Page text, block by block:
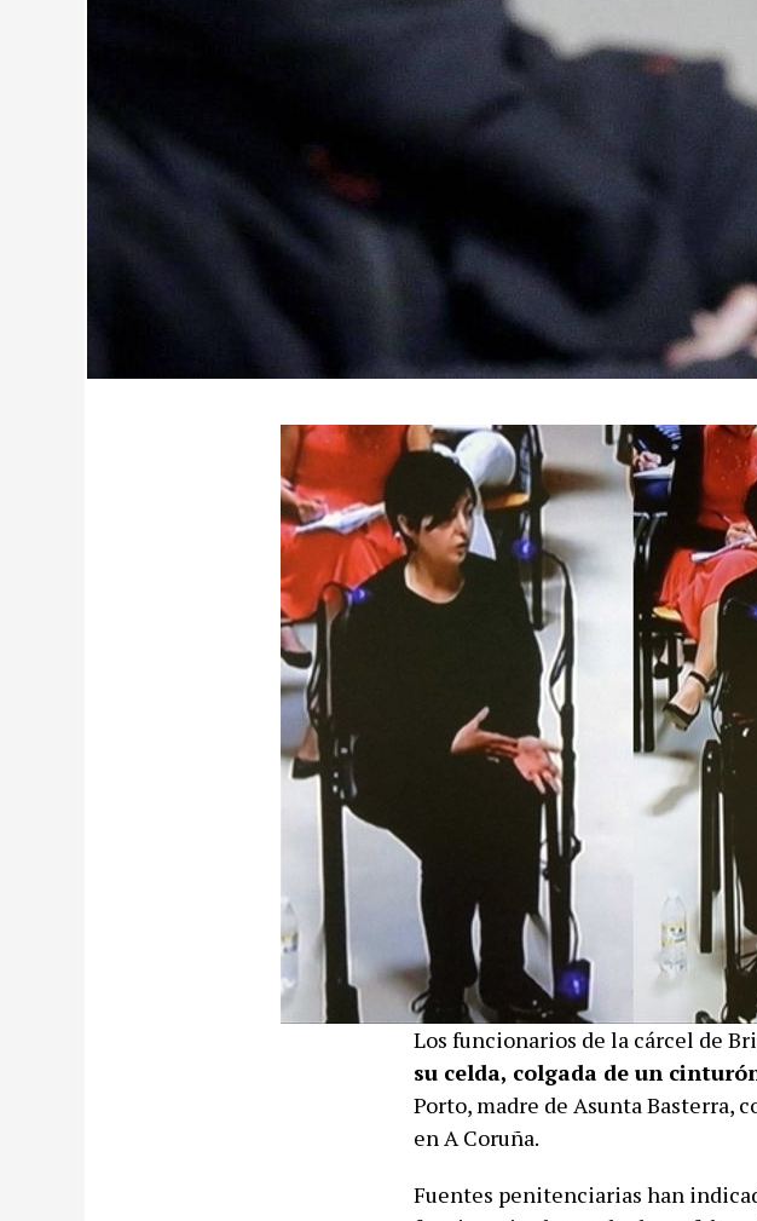
Los funcionarios de la cárcel de
su celda, colgada de un
Porto, madre de Asunta Basterra,
en A Coruña.
Fuentes penitenciarias han